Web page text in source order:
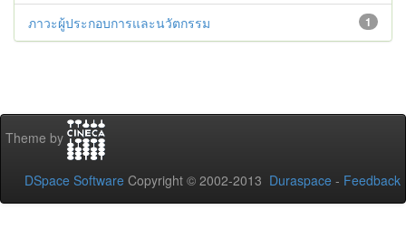
1
ภาวะผู้ประกอบการและนวัตกรรม
Theme by
DSpace Software Copyright © 2002-2013 Duraspace - Feedback